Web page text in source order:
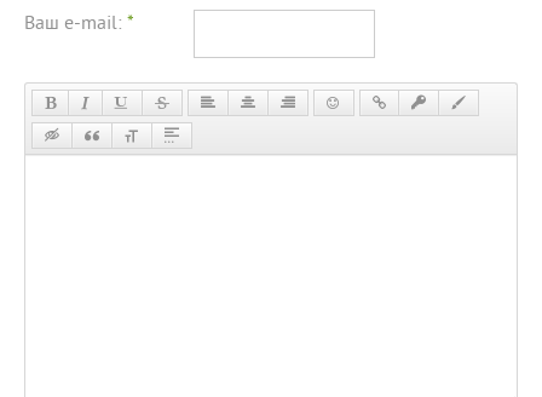
Ваш e-mail: *